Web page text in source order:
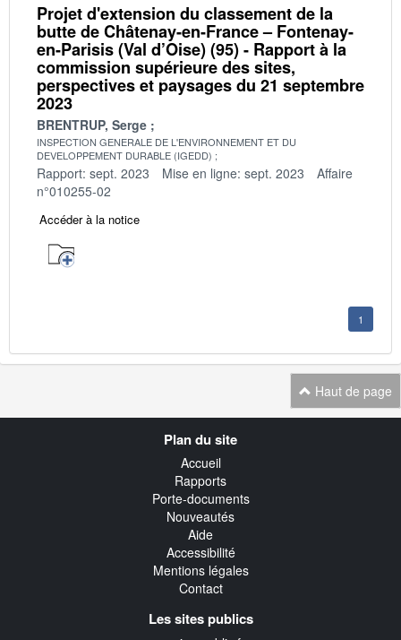
Projet d'extension du classement de la
butte de Châtenay-en-France – Fontenay-
en-Parisis (Val d’Oise) (95) - Rapport à la
commission supérieure des sites,
perspectives et paysages du 21 septembre
2023
BRENTRUP, Serge
INSPECTION GENERALE DE L'ENVIRONNEMENT ET DU
DEVELOPPEMENT DURABLE (IGEDD)
Rapport: sept. 2023 Mise en ligne: sept. 2023
Affaire
n°010255-02
Accéder à la notice
1
Haut de page
Plan du site
Accueil
Rapports
Porte-documents
Nouveautés
Aide
Accessibilité
Mentions légales
Contact
Les sites publics